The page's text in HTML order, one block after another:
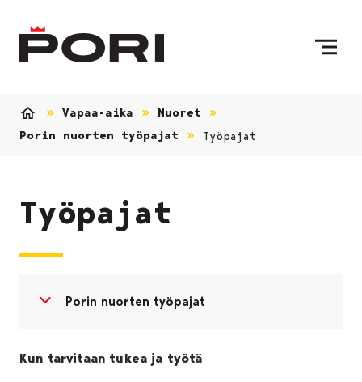
Vapaa-aika
Nuoret
Porin nuorten työpajat
Työpajat
Työpajat
Avaa valikko
Sulje valikko
Porin nuorten työpajat
Kun tarvitaan tukea ja työtä